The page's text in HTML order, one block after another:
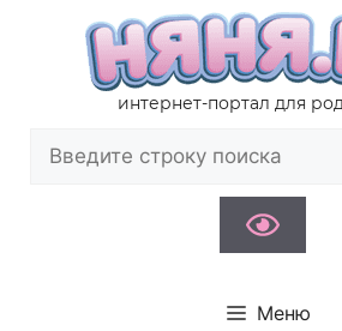
содержимому
интернет-портал для
Меню